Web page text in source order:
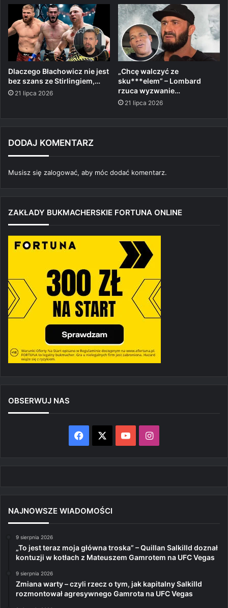
Dlaczego Błachowicz nie jest
bez szans ze Stirlingiem,…
21 lipca 2026
„Chcę walczyć ze
sku***elem” – Lombard
rzuca wyzwanie…
21 lipca 2026
DODAJ KOMENTARZ
Musisz się zalogować, aby móc dodać komentarz.
ZAKŁADY BUKMACHERSKIE FORTUNA ONLINE
OBSERWUJ NAS
Facebook YouTubeInstagram
NAJNOWSZE WIADOMOŚCI
9 sierpnia 2026
„To jest teraz moja główna troska” – Quillan Salkilld doznał
kontuzji w kotłach z Mateuszem Gamrotem na UFC Vegas
9 sierpnia 2026
Zmiana warty – czyli rzecz o tym, jak kapitalny Salkilld
rozmontował agresywnego Gamrota na UFC Vegas